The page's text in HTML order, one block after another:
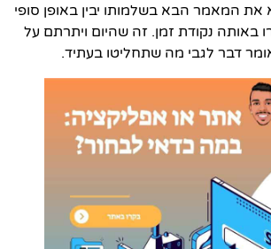
את המאמר הבא בשלמותו יבין באופן סופי
באותה נקודת זמן. זה שהיום ויתרתם על
דבר לגבי מה שתחליטו בעתיד.